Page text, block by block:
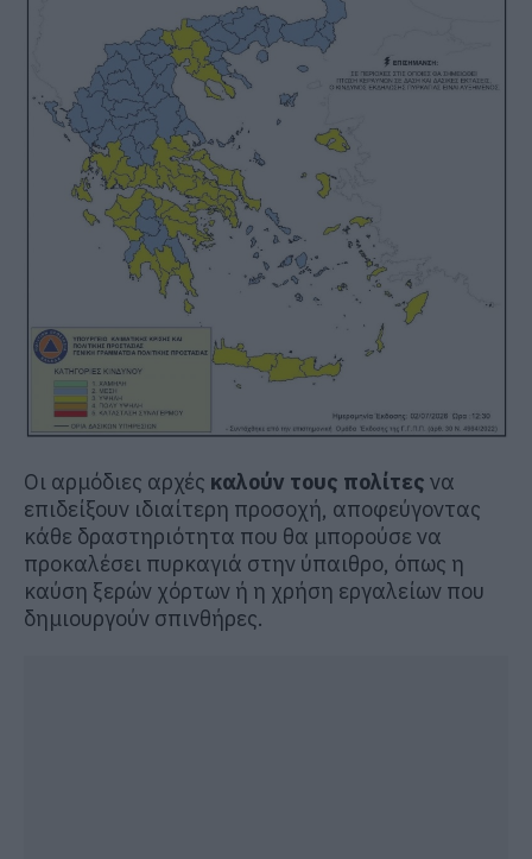
Οι αρμόδιες αρχές καλούν τους πολίτες να
επιδείξουν ιδιαίτερη προσοχή, αποφεύγοντας
κάθε δραστηριότητα που θα μπορούσε να
προκαλέσει πυρκαγιά στην ύπαιθρο, όπως η
καύση ξερών χόρτων ή η χρήση εργαλείων που
δημιουργούν σπινθήρες.